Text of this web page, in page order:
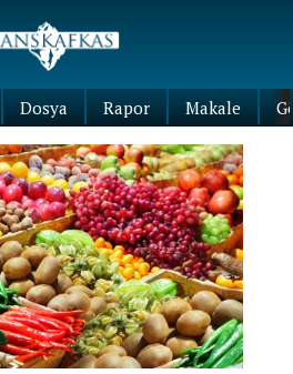
Dosya Rapor Makale